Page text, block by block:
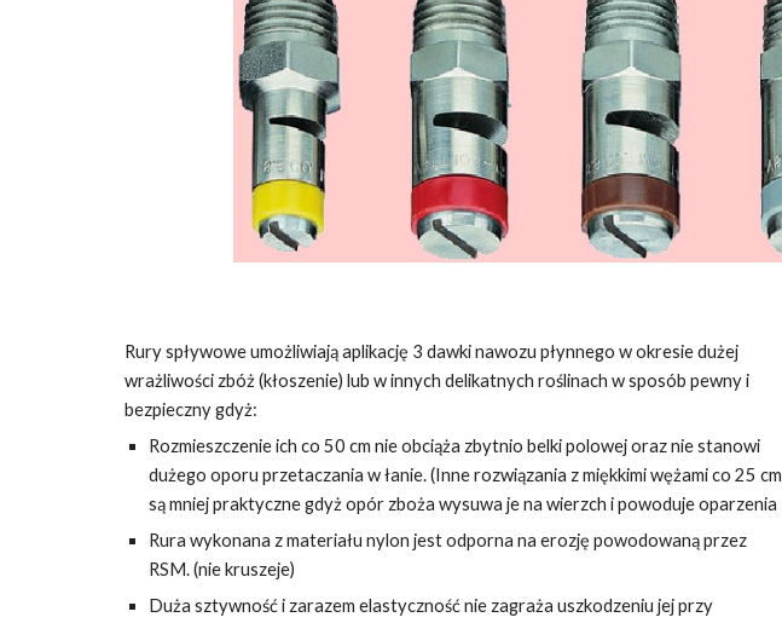
Rury spływowe umożliwiają aplikację 3 dawki nawozu płynnego w okresie dużej
wrażliwości zbóż (kłoszenie) lub w innych delikatnych roślinach w sposób pewny i
bezpieczny gdyż:
Rozmieszczenie ich co 50 cm nie obciąża zbytnio belki polowej oraz nie stanowi
dużego oporu przetaczania w łanie. (Inne rozwiązania z miękkimi wężami co 25 cm
są mniej praktyczne gdyż opór zboża wysuwa je na wierzch i powoduje oparzenia
Rura wykonana z materiału nylon jest odporna na erozję powodowaną przez
RSM. (nie kruszeje)
Duża sztywność i zarazem elastyczność nie zagraża uszkodzeniu jej przy